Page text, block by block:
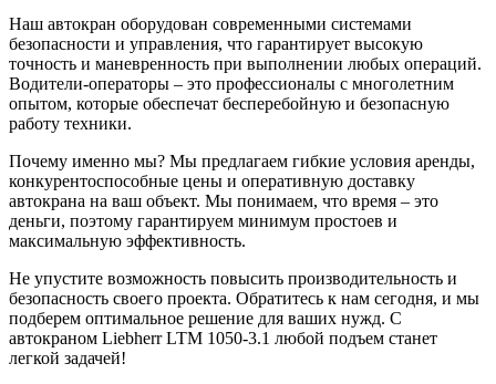
Наш автокран оборудован современными системами
безопасности и управления, что гарантирует высокую
точность и маневренность при выполнении любых операций.
Водители-операторы – это профессионалы с многолетним
опытом, которые обеспечат бесперебойную и безопасную
работу техники.
Почему именно мы? Мы предлагаем гибкие условия аренды,
конкурентоспособные цены и оперативную доставку
автокрана на ваш объект. Мы понимаем, что время – это
деньги, поэтому гарантируем минимум простоев и
максимальную эффективность.
Не упустите возможность повысить производительность и
безопасность своего проекта. Обратитесь к нам сегодня, и мы
подберем оптимальное решение для ваших нужд. С
автокраном Liebherr LTM 1050-3.1 любой подъем станет
легкой задачей!